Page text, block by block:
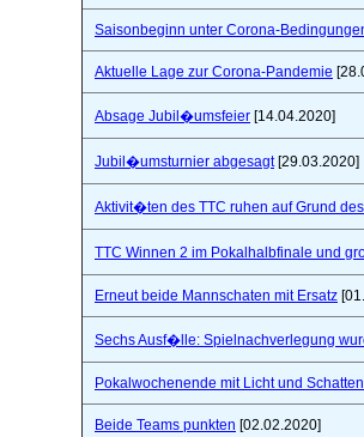
Saisonbeginn unter Corona-
Aktuelle Lage zur Corona-Pandemie
Absage Jubil�umsfeier [14.04.2020]
Jubil�umsturnier abgesagt[29.03.2020]
Aktivit�ten des TTC ruhen auf Grund
TTC Winnen 2 im Pokalhalbfinale und
Erneut beide Mannschaten mit Ersatz
Sechs Ausf�lle: Spielnachverlegung
Pokalwochenende mit Licht und
Beide Teams punkten [02.02.2020]